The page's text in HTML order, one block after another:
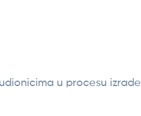
u procesu izrade